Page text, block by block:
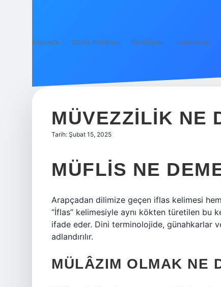
Anasayfa Gizlilik Politikası Yasal Uyarı Hakkımızda
MÜVEZZILIK NE
Tarih: Şubat 15, 2025
MÜFLIS NE
Arapçadan dilimize geçen iflas kelimesi
“İflas” kelimesiyle aynı kökten türetilen bu
ifade eder. Dini terminolojide, günahkarlar
adlandırılır.
MÜLÂZIM OLMAK NE